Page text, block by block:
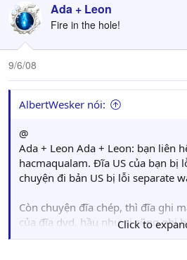
Ada + Leon
Fire in the hole!
9/6/08
AlbertWesker nói:
@
Ada + Leon Ada + Leon: bạn liên
hacmaqualam. Đĩa US của bạn bị
chuyện đi bản US bị lỗi separate
Còn chuyện đĩa chép, thì đĩa ghi
của đĩa dvd, hầu như ai cũng ghi
gì làm dởm cả. Bạn đi mua đĩa ở
Click to